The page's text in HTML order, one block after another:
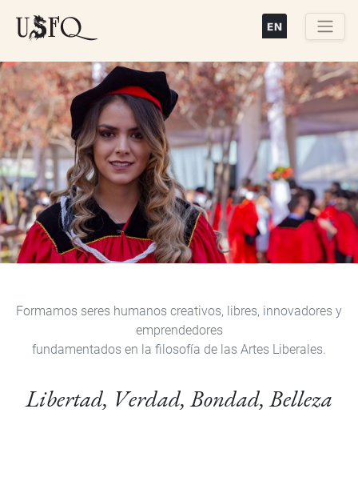
principal
Previous Next
Formamos seres humanos creativos, libres, innovadores y
emprendedores
fundamentados en la filosofía de las Artes Liberales.
Libertad, Verdad, Bondad, Belleza